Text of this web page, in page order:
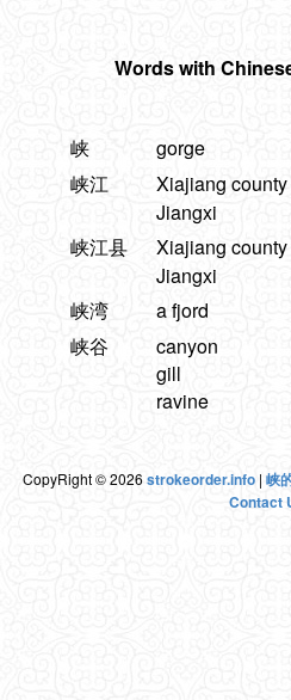
Words with
峡
gorge
峡江
Xiajiang
Jiangxi
峡江县
Xiajiang
Jiangxi
峡湾
a fjord
峡谷
canyon
gill
ravine
CopyRight © 2026strokeorder.info| 峡
Contact